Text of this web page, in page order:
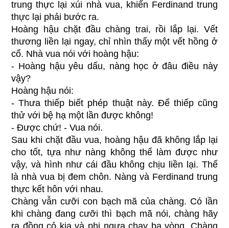
trung thực lại xúi nhà vua, khiến Ferdinand trung
thực lại phải bước ra.
Hoàng hậu chặt đầu chàng trai, rồi lắp lại. Vết
thương liền lại ngay, chỉ nhìn thấy một vết hồng ở
cổ. Nhà vua nói với hoàng hậu:
- Hoàng hậu yêu dấu, nàng học ở đâu điều này
vậy?
Hoàng hậu nói:
- Thưa thiếp biết phép thuật này. Để thiếp cũng
thử với bệ hạ một lần được không!
- Được chứ! - Vua nói.
Sau khi chặt đầu vua, hoàng hậu đã không lắp lại
cho tốt, tựa như nàng không thể làm được như
vậy, và hình như cái đầu không chịu liền lại. Thế
là nhà vua bị đem chôn. Nàng và Ferdinand trung
thực kết hôn với nhau.
Chàng vẫn cưỡi con bạch mã của chàng. Có lần
khi chàng đang cưỡi thì bạch mã nói, chàng hãy
ra đồng cỏ kia và phi ngựa chạy ba vòng. Chàng